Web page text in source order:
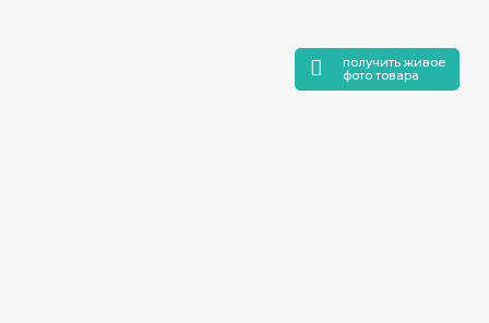
получить живое
фото товара